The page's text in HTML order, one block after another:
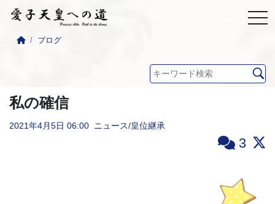
ブログ
私の確信
2021年4月5日 06:00 ニュース/皇位継承
3